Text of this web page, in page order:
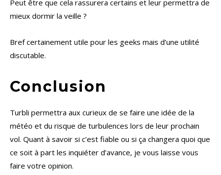
Peut être que cela rassurera certains et leur permettra de
mieux dormir la veille ?
Bref certainement utile pour les geeks mais d’une utilité
discutable.
Conclusion
Turbli permettra aux curieux de se faire une idée de la
météo et du risque de turbulences lors de leur prochain
vol. Quant à savoir si c’est fiable ou si ça changera quoi que
ce soit à part les inquiéter d’avance, je vous laisse vous
faire votre opinion.